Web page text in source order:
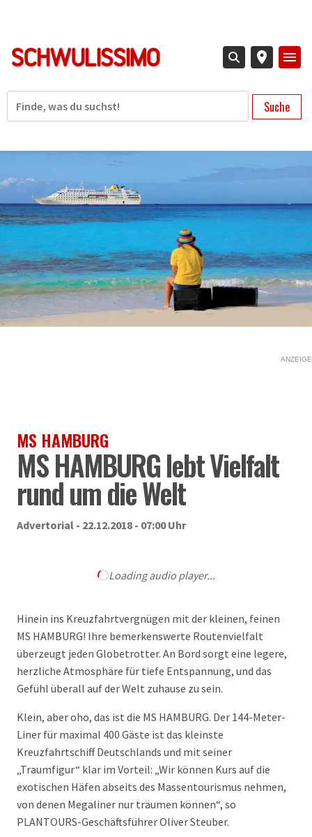
Suche
ANZEIGE
MS HAMBURG
MS HAMBURG lebt Vielfalt
rund um die Welt
Advertorial - 22.12.2018 - 07:00 Uhr
Loading audio player...
Hinein ins Kreuzfahrtvergnügen mit der kleinen, feinen
MS HAMBURG! Ihre bemerkenswerte Routenvielfalt
überzeugt jeden Globetrotter. An Bord sorgt eine legere,
herzliche Atmosphäre für tiefe Entspannung, und das
Gefühl überall auf der Welt zuhause zu sein.
Klein, aber oho, das ist die MS HAMBURG. Der 144-Meter-
Liner für maximal 400 Gäste ist das kleinste
Kreuzfahrtschiff Deutschlands und mit seiner
„Traumfigur“ klar im Vorteil: „Wir können Kurs auf die
exotischen Häfen abseits des Massentourismus nehmen,
von denen Megaliner nur träumen können“, so
PLANTOURS-Geschäftsführer Oliver Steuber.